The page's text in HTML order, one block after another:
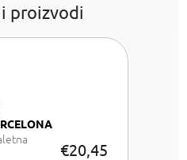
proizvodi
€20,45